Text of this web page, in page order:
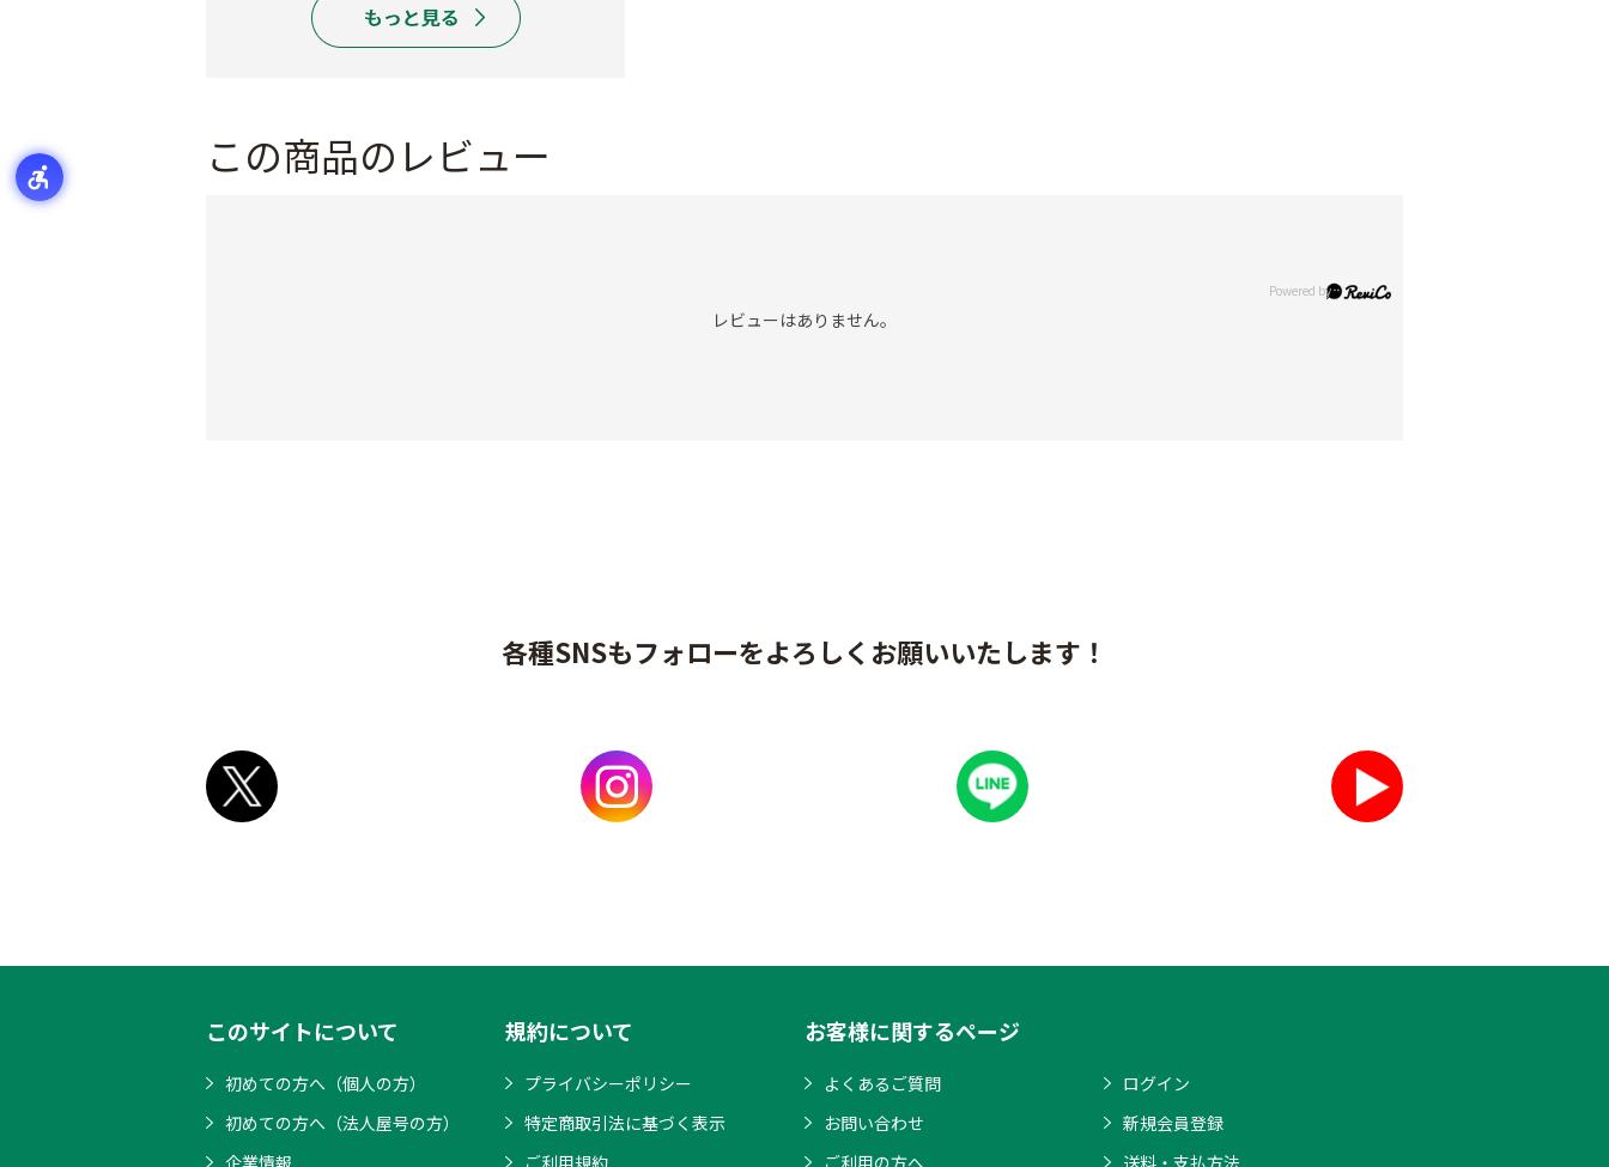
この商品のレビュー
レビューはありません。
各種SNSもフォローをよろしくお願いいたします！
このサイトについて
初めての方へ（個人の方）
初めての方へ（法人屋号の方）
企業情報
規約について
プライバシーポリシー
特定商取引法に基づく表示
ご利用規約
お客様に関するページ
よくあるご質問
お問い合わせ
ご利用の方へ
ログイン
新規会員登録
送料・支払方法